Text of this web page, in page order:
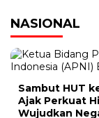
NASIONAL
Sambut HUT
Ajak Perkuat
Wujudkan